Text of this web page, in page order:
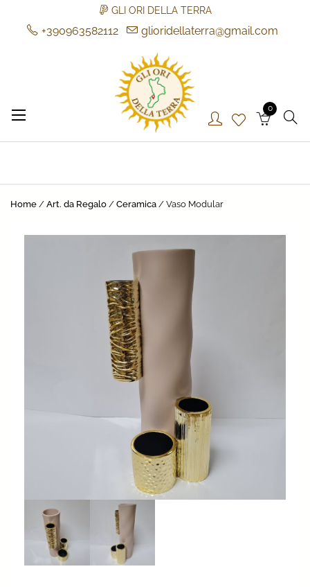
GLI ORI DELLA TERRA
+390963582112
glioridellaterra@gmail.com
Gli Ori della Terra
Gli Ori della Terra
0
Home / Art. da Regalo / Ceramica / Vaso Modular